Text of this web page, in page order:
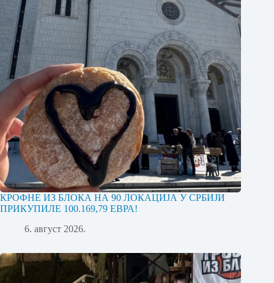
КРОФНЕ ИЗ БЛОКА НА 90 ЛОКАЦИЈА У СРБИЈИ
ПРИКУПИЛЕ 100.169,79 ЕВРА!
6. август 2026.